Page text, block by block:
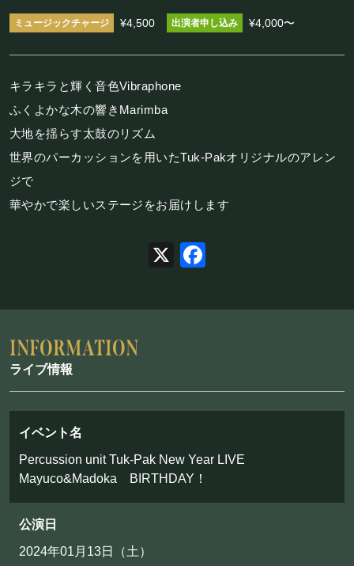
SCHEDULE
RESERVATION
予約・当日の流れ
FOOD&DRINK
PRIVATE
貸切パーティー・ホールレンタル
BOOKING
ライブ出演について
採用情報
プライバシーポリシー
¥4,500 ¥4,000〜
キラキラと輝く音色Vibraphone
ふくよかな木の響きMarimba
大地を揺らす太鼓のリズム
世界のパーカッションを用いたTuk-Pakオリジナルのアレン
ジで
華やかで楽しいステージをお届けします
X
ライブ情報
イベント名
Percussion unit Tuk-Pak New Year LIVE
Mayuco&Madoka BIRTHDAY！
公演日
2024年01月13日（土）